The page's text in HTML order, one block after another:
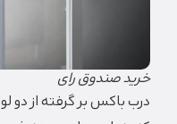
خرید صندوق رای
درب باکس بر گرفته از دو